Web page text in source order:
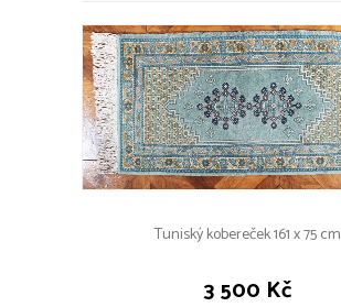
ROK VZNIKU
CENOVÉ ROZMEZÍTuniský kobereček 161 x 75 cm
3 500 Kč